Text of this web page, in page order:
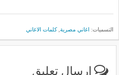
التسميات: اغاني مصرية ,كلمات الاغاني
إرسال تعليق